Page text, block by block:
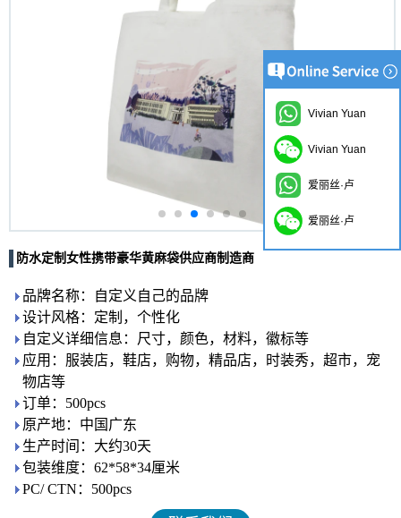
防水定制女性携带豪华黄麻袋供应商制造商
品牌名称：自定义自己的品牌
设计风格：定制，个性化
自定义详细信息：尺寸，颜色，材料，徽标等
应用：服装店，鞋店，购物，精品店，时装秀，超市，宠
物店等
订单：500pcs
原产地：中国广东
生产时间：大约30天
包装维度：62*58*34厘米
PC/ CTN：500pcs
Vivian Yuan
Vivian Yuan
爱丽丝·卢
爱丽丝·卢